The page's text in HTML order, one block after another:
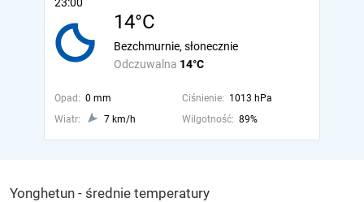
14°C
Odczuwalna 14°C
Bezchmurnie, słonecznie
Opad: 0 mm Ciśnienie: 1013 hPa
Wiatr:
7 km/h Wilgotność: 89%
Yonghetun - średnie temperatury